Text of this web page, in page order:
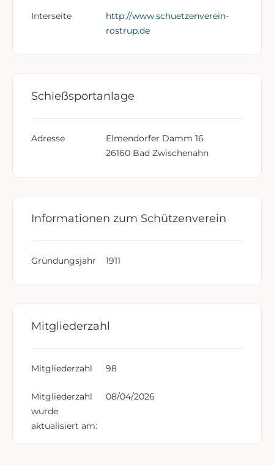
Interseite
http://www.schuetzenverein-
rostrup.de
Schießsportanlage
Adresse
Elmendorfer Damm 16
26160 Bad Zwischenahn
Informationen zum Schützenverein
Gründungsjahr 1911
Mitgliederzahl
Mitgliederzahl 98
Mitgliederzahl
wurde
aktualisiert am:
08/04/2026